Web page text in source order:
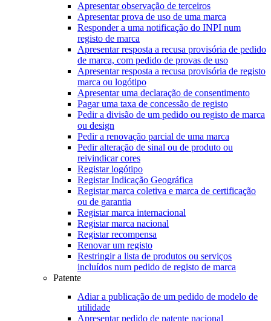
Apresentar observação de terceiros
Apresentar prova de uso de uma marca
Responder a uma notificação do INPI num
registo de marca
Apresentar resposta a recusa provisória de pedido
de marca, com pedido de provas de uso
Apresentar resposta a recusa provisória de registo
marca ou logótipo
Apresentar uma declaração de consentimento
Pagar uma taxa de concessão de registo
Pedir a divisão de um pedido ou registo de marca
ou design
Pedir a renovação parcial de uma marca
Pedir alteração de sinal ou de produto ou
reivindicar cores
Registar logótipo
Registar Indicação Geográfica
Registar marca coletiva e marca de certificação
ou de garantia
Registar marca internacional
Registar marca nacional
Registar recompensa
Renovar um registo
Restringir a lista de produtos ou serviços
incluídos num pedido de registo de marca
Patente
Adiar a publicação de um pedido de modelo de
utilidade
Apresentar pedido de patente nacional